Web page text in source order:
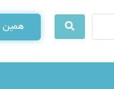
همین